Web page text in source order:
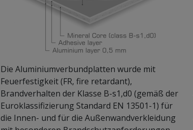
Die Aluminiumverbundplatten wurde mit
Feuerfestigkeit (FR, fire retardant),
Brandverhalten der Klasse B-s1,d0 (gemäß der
Euroklassifizierung Standard EN 13501-1) für
die Innen- und für die Außenwandverkleidung